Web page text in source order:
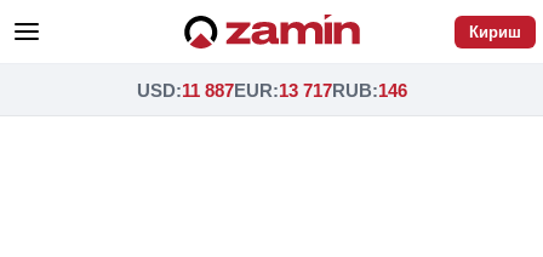
Кириш
USD:11 887EUR:13 717RUB:146